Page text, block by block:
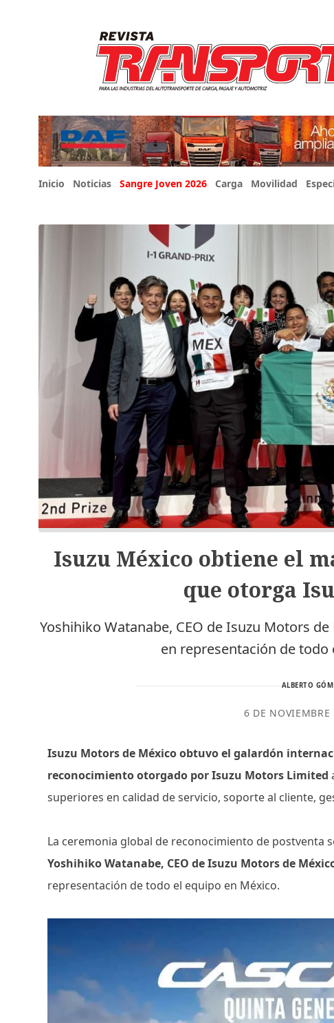
Inicio Noticias Sangre Joven 2026 Carga Movilidad
Isuzu México obtiene el
que otorga
Yoshihiko Watanabe, CEO de Isuzu Motors
en representación de todo
ALBERTO
6 DE NOVIEMBRE
Isuzu Motors de México obtuvo el galardón
reconocimiento otorgado por Isuzu Motors Limited
superiores en calidad de servicio, soporte al cliente,
La ceremonia global de reconocimiento de postventa
Yoshihiko Watanabe, CEO de Isuzu Motors de
representación de todo el equipo en México.